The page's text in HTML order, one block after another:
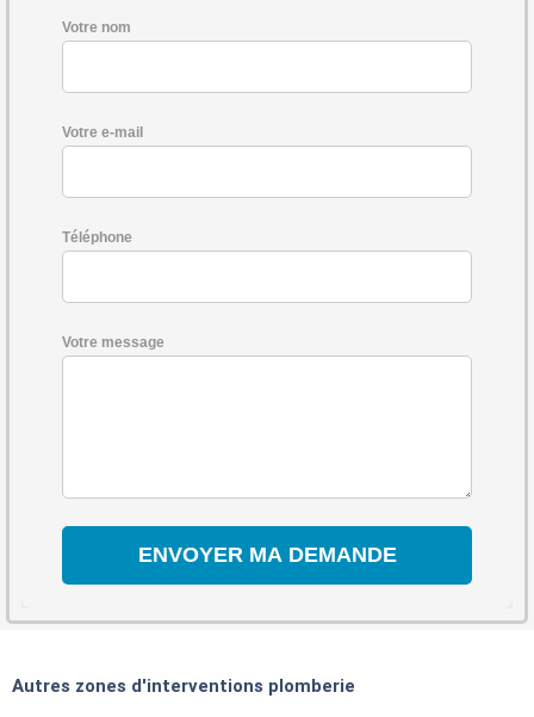
Votre nom
Votre e-mail
Téléphone
Votre message
Autres zones d'interventions plomberie